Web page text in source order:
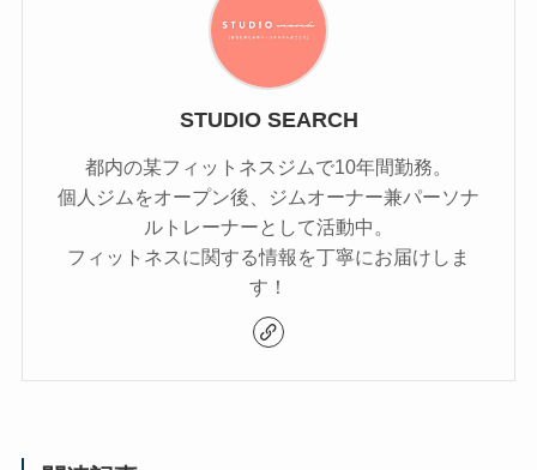
STUDIO SEARCH
都内の某フィットネスジムで10年間勤務。
個人ジムをオープン後、ジムオーナー兼パーソナ
ルトレーナーとして活動中。
フィットネスに関する情報を丁寧にお届けしま
す！